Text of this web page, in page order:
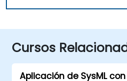
Cursos
Aplicación de SysML